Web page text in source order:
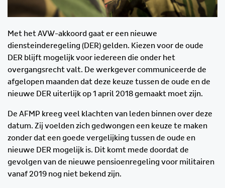
Met het AVW-akkoord gaat er een nieuwe
diensteinderegeling (DER) gelden. Kiezen voor de oude
DER blijft mogelijk voor iedereen die onder het
overgangsrecht valt. De werkgever communiceerde de
afgelopen maanden dat deze keuze tussen de oude en de
nieuwe DER uiterlijk op 1 april 2018 gemaakt moet zijn.
De AFMP kreeg veel klachten van leden binnen over deze
datum. Zij voelden zich gedwongen een keuze te maken
zonder dat een goede vergelijking tussen de oude en
nieuwe DER mogelijk is. Dit komt mede doordat de
gevolgen van de nieuwe pensioenregeling voor militairen
vanaf 2019 nog niet bekend zijn.